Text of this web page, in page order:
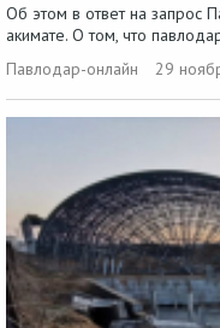
Об этом в ответ на запрос
акимате. О том, что
Павлодар-онлайн
29